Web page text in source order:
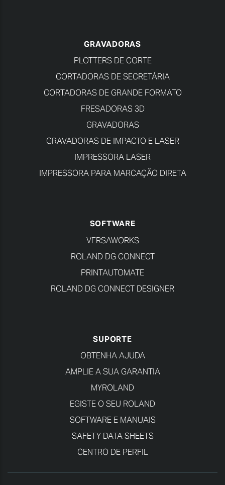
GRAVADORAS
PLOTTERS DE CORTE
CORTADORAS DE SECRETÁRIA
CORTADORAS DE GRANDE FORMATO
FRESADORAS 3D
GRAVADORAS
GRAVADORAS DE IMPACTO E LASER
IMPRESSORA LASER
IMPRESSORA PARA MARCAÇÃO DIRETA
SOFTWARE
VERSAWORKS
ROLAND DG CONNECT
PRINTAUTOMATE
ROLAND DG CONNECT DESIGNER
SUPORTE
OBTENHA AJUDA
AMPLIE A SUA GARANTIA
MYROLAND
EGISTE O SEU ROLAND
SOFTWARE E MANUAIS
SAFETY DATA SHEETS
CENTRO DE PERFIL